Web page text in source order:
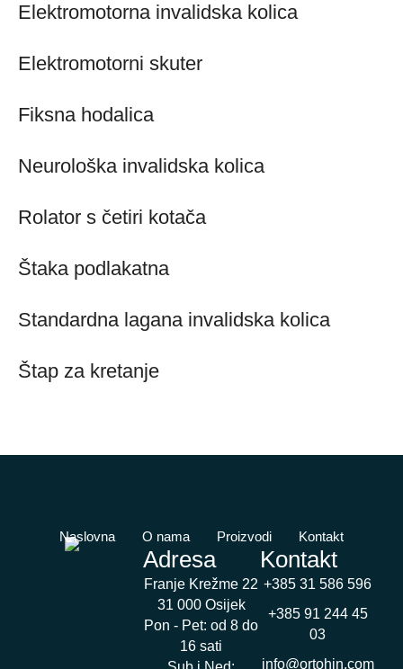
Elektromotorna invalidska kolica
Elektromotorni skuter
Fiksna hodalica
Neurološka invalidska kolica
Rolator s četiri kotača
Štaka podlakatna
Standardna lagana invalidska kolica
Štap za kretanje
Naslovna O nama Proizvodi Kontakt
Adresa
Franje Krežme 22
31 000 Osijek
Pon - Pet: od 8 do
16 sati
Kontakt
+385 31 586 596
+385 91 244 45
03
info@ortohin.com